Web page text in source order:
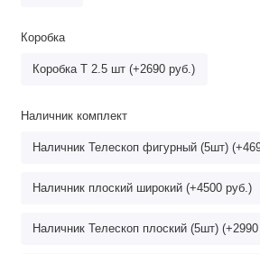
Коробка
Коробка Т 2.5 шт (+2690 руб.)
Наличник комплект
Наличник Телескоп фигурный (5шт)
Наличник плоский широкий (+4500 руб.)
Наличник Телескоп плоский (5шт)